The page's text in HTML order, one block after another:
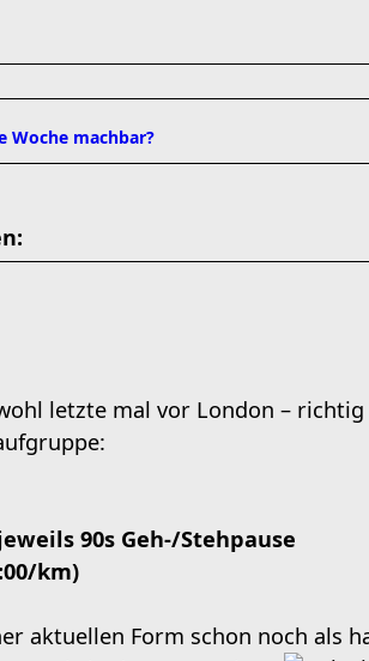
Woche machbar?
letzte mal vor London –
90s Geh-/Stehpause
km)
aktuellen Form schon noch als